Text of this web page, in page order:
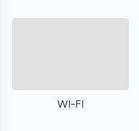
WI-FI